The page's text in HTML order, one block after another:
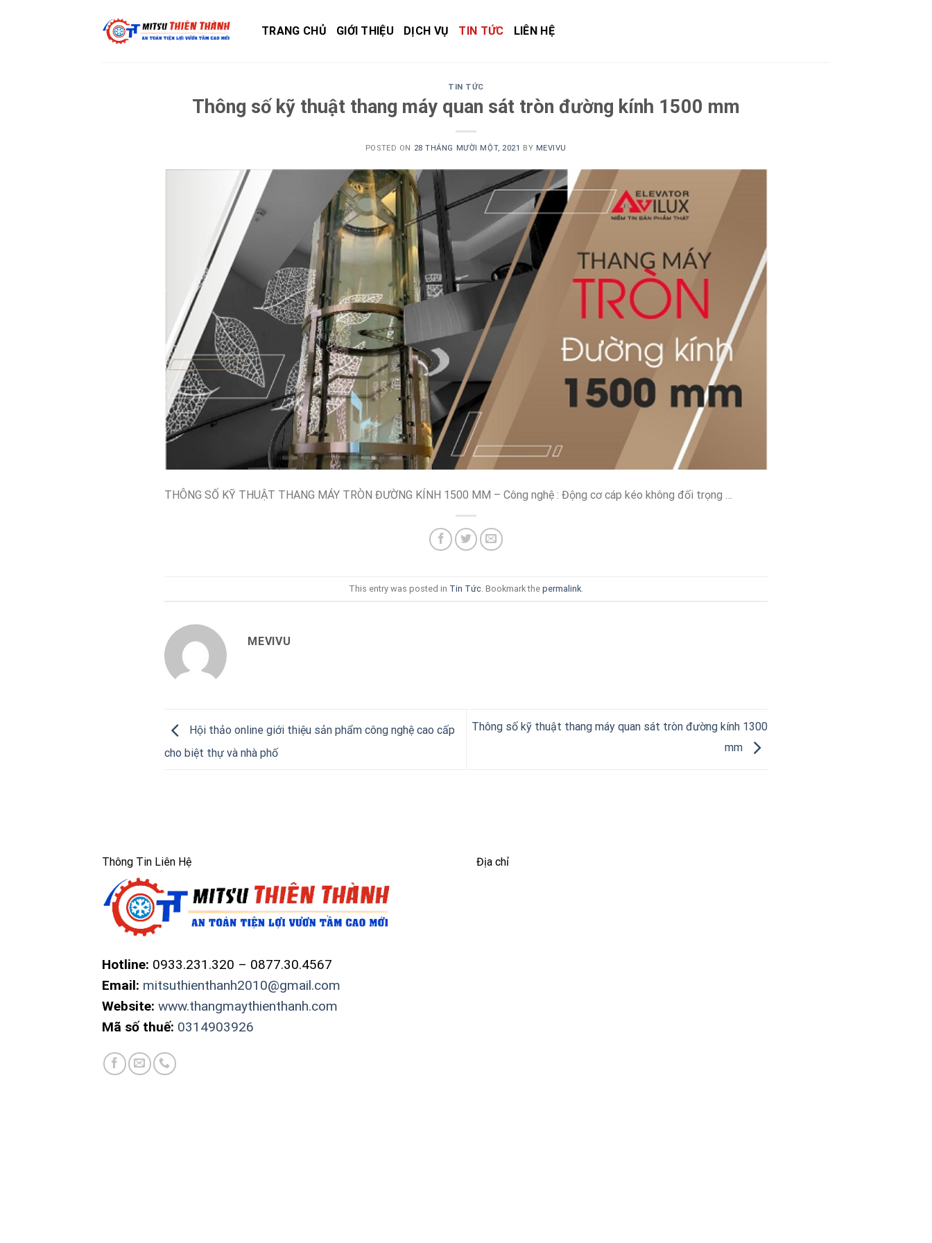
TRANG CHỦ GIỚI THIỆU DỊCH VỤ TIN TỨC LIÊN HỆ
TIN TỨC
Thông số kỹ thuật thang máy quan sát tròn đường kính 1500 mm
POSTED ON 28 THÁNG MƯỜI MỘT, 2021 BY MEVIVU
THÔNG SỐ KỸ THUẬT THANG MÁY TRÒN ĐƯỜNG KÍNH 1500 MM – Công nghệ : Động cơ cáp kéo không đối trọng …
This entry was posted in Tin Tức . Bookmark the permalink
MEVIVU
Hội thảo online giới thiệu sản phẩm công nghệ cao cấp
cho biệt thự và nhà phố
Thông số kỹ thuật thang máy quan sát tròn đường kính 1300
mm
Thông Tin Liên Hệ
Hotline: 0933.231.320 – 0877.30.4567
Email: mitsuthienthanh2010@gmail.com
Website: www.thangmaythienthanh.com
Mã số thuế: 0314903926
Địa chỉ